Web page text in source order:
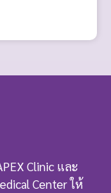
Clinic และ
Center ให้